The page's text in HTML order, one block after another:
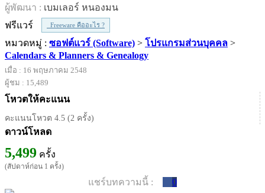
ผู้พัฒนา : เบมเลอร์ หนองมน
ฟรีแวร์
Freeware คืออะไร ?
หมวดหมู่ : ซอฟต์แวร์ (Software) > โปรแกรมส่วนบุคคล >
Calendars & Planners & Genealogy
เมื่อ : 16 พฤษภาคม 2548
ผู้ชม : 15,489
โหวตให้คะแนน
คะแนนโหวต 4.5 (2 ครั้ง)
ดาวน์โหลด
5,499 ครั้ง
(สัปดาห์ก่อน 1 ครั้ง)
แชร์บทความนี้ : 0